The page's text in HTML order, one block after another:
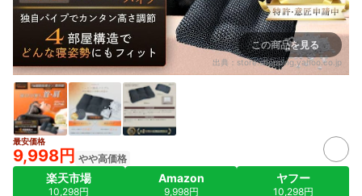
この商品を見る
出典： store.shopping.yahoo.co.jp
最安価格
9,998円 やや高価格
楽天市場
10,298円
Amazon
9,998円
ヤフー
10,298円